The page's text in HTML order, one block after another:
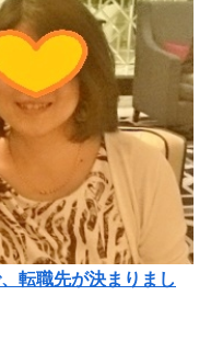
転職先が決まりまし